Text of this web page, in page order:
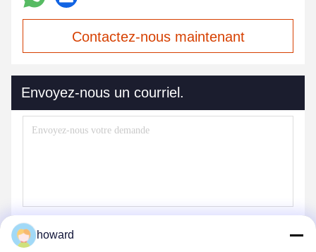
Contactez-nous maintenant
Envoyez-nous un courriel.
howard